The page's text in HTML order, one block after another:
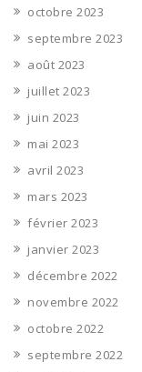
octobre 2023
septembre 2023
août 2023
juillet 2023
juin 2023
mai 2023
avril 2023
mars 2023
février 2023
janvier 2023
décembre 2022
novembre 2022
octobre 2022
septembre 2022